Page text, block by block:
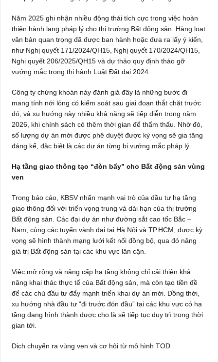
Năm 2025 ghi nhận nhiều động thái tích cực trong việc hoàn
thiện hành lang pháp lý cho thị trường Bất động sản. Hàng loạt
văn bản quan trọng đã được ban hành hoặc đưa ra lấy ý kiến,
như Nghị quyết 171/2024/QH15, Nghị quyết 170/2024/QH15,
Nghị quyết 206/2025/QH15 và dự thảo quy định tháo gỡ
vướng mắc trong thi hành Luật Đất đai 2024.
Công ty chứng khoán này đánh giá đây là những bước đi
mang tính nới lỏng có kiểm soát sau giai đoạn thắt chặt trước
đó, và xu hướng này nhiều khả năng sẽ tiếp diễn trong năm
2026, khi chính sách có thêm thời gian để thẩm thấu. Nhờ đó,
số lượng dự án mới được phê duyệt được kỳ vọng sẽ gia tăng
đáng kể, đặc biệt là các dự án từng bị vướng mắc pháp lý.
Hạ tầng giao thông tạo “đòn bẩy” cho Bất động sản vùng
ven
Trong báo cáo, KBSV nhấn mạnh vai trò của đầu tư hạ tầng
giao thông đối với triển vọng trung và dài hạn của thị trường
Bất động sản. Các đại dự án như đường sắt cao tốc Bắc –
Nam, cùng các tuyến vành đai tại Hà Nội và TP.HCM, được kỳ
vọng sẽ hình thành mạng lưới kết nối đồng bộ, qua đó nâng
giá trị Bất động sản tại các khu vực lân cận.
Việc mở rộng và nâng cấp hạ tầng không chỉ cải thiện khả
năng khai thác thực tế của Bất động sản, mà còn tạo tiền đề
để các chủ đầu tư đẩy mạnh triển khai dự án mới. Đồng thời,
xu hướng nhà đầu tư “đi trước đón đầu” tại các khu vực có hạ
tầng đang hình thành được cho là sẽ tiếp tục duy trì trong thời
gian tới.
Dịch chuyển ra vùng ven và cơ hội từ mô hình TOD